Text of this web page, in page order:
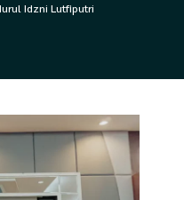
Idzni Lutfiputri